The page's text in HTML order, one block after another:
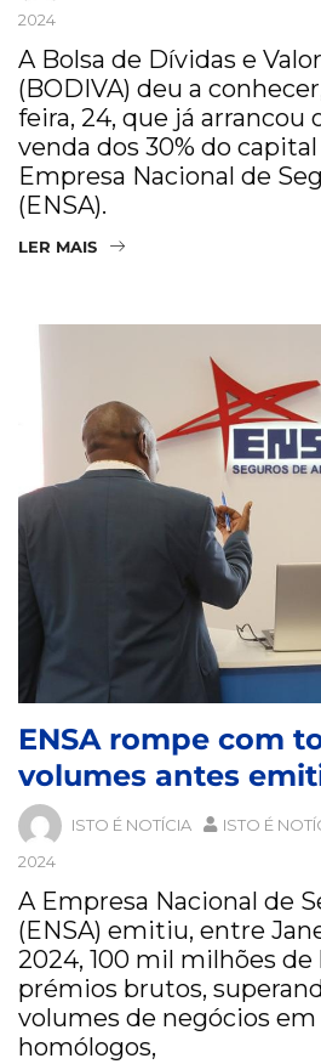
2024
A Bolsa de Dívidas e
(BODIVA) deu a
feira, 24, que já arrancou
venda dos 30% do
Empresa Nacional de
(ENSA).
LER MAIS
ENSA rompe com
volumes antes
ISTO É NOTÍCIA ISTO É
2024
A Empresa Nacional de
(ENSA) emitiu, entre
2024, 100 mil milhões de
prémios brutos,
volumes de negócios
homólogos,